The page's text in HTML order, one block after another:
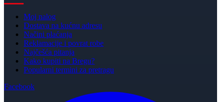
Moj nalog
Dostava na kućnu adresu
Načini plaćanja
Reklamacije i povrat robe
Najčešća pitanja
Kako kupiti na Bregu?
Popularni termini za pretragu
Facebook